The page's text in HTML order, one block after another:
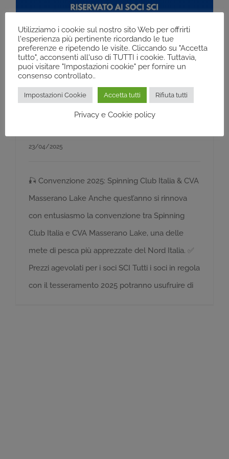
Convenzione 2025:
Spinning Club Italia & CVA
23/04/2025
🎣 Convenzione 2025: Spinning Club Italia & CVA
Masserano Lake Anche quest’anno si rinnova
con entusiasmo la convenzione tra Spinning
Club Italia e CVA Masserano Lake, una delle
mete di pesca più apprezzate del Nord Italia. ✅
Prezzi agevolati per i soci SCI Tutti i soci in regola
con il tesseramento 2025 potranno usufruire di
Utilizziamo i cookie sul nostro sito Web per offrirti
l'esperienza più pertinente ricordando le tue
preferenze e ripetendo le visite. Cliccando su "Accetta
tutto", acconsenti all'uso di TUTTI i cookie. Tuttavia,
puoi visitare "Impostazioni cookie" per fornire un
consenso controllato..
Impostazioni Cookie Accetta tutti Rifiuta tutti
Privacy e Cookie policy